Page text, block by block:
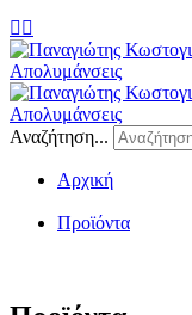
Αναζήτηση...
Αρχική
Προϊόντα